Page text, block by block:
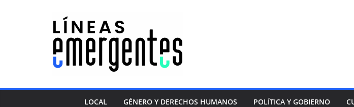
LOCAL GÉNERO Y DERECHOS HUMANOS POLÍTICA Y GOBIERNO